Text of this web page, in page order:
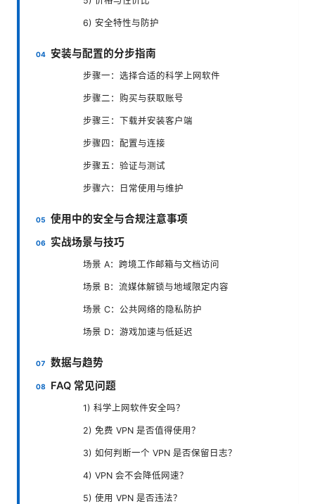
6) 安全特性与防护
安装与配置的分步指南
步骤一：选择合适的科学上网软件
步骤二：购买与获取账号
步骤三：下载并安装客户端
步骤四：配置与连接
步骤五：验证与测试
步骤六：日常使用与维护
使用中的安全与合规注意事项
实战场景与技巧
场景 A：跨境工作邮箱与文档访问
场景 B：流媒体解锁与地域限定内容
场景 C：公共网络的隐私防护
场景 D：游戏加速与低延迟
数据与趋势
FAQ 常见问题
1) 科学上网软件安全吗？
2) 免费 VPN 是否值得使用？
3) 如何判断一个 VPN 是否保留日志？
4) VPN 会不会降低网速？
5) 使用 VPN 是否违法？